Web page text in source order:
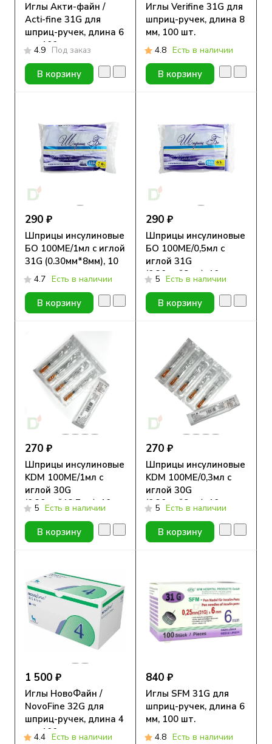
Иглы Акти-файн /
Acti-fine 31G для
шприц-ручек, длина 6
мм, 100 шт.
4.9 Под заказ
В корзину
Иглы Verifine 31G для
шприц-ручек, длина 8
мм, 100 шт.
4.8 Есть в наличии
В корзину
290 ₽
Шприцы инсулиновые
БО 100МЕ/1мл с иглой
31G (0.30мм*8мм), 10
шт.4.7 Есть в наличии
В корзину
290 ₽
Шприцы инсулиновые
БО 100МЕ/0,5мл с
иглой 31G
(0.30мм*8мм), 10 шт.
5 Есть в наличии
В корзину
270 ₽
Шприцы инсулиновые
KDM 100МЕ/1мл с
иглой 30G
(0.30мм*12.7мм), 10
шт.
5 Есть в наличии
В корзину
270 ₽
Шприцы инсулиновые
KDM 100МЕ/0,3мл с
иглой 30G
(0.30мм*8мм), 10 шт.
5 Есть в наличии
В корзину
1 500 ₽
Иглы НовоФайн /
NovoFine 32G для
шприц-ручек, длина 4
мм, 100 шт.
4.4 Есть в наличии
840 ₽
Иглы SFM 31G для
шприц-ручек, длина 6
мм, 100 шт.
4.8 Есть в наличии